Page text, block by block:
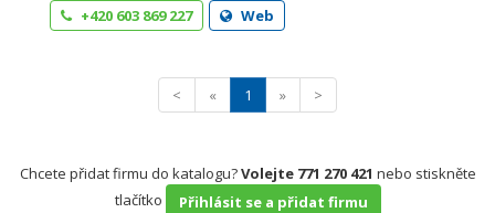
+420 603 869 227
Web
< « 1 » >
Chcete přidat firmu do katalogu?Volejte 771 270 421 nebo stiskněte
tlačítko
Přihlásit se a přidat firmu